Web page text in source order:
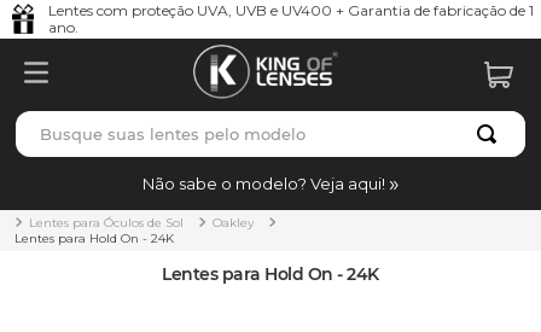
Lentes com proteção UVA, UVB e UV400 + Garantia de fabricação de 1
ano.
Busque suas lentes pelo modelo
Não sabe o modelo? Veja aqui!
Lentes para Óculos de Sol
Oakley
Lentes para Hold On - 24K
Lentes para Hold On - 24K
TERMOS MAIS BUSCADOS
1º borrachas
holbrook